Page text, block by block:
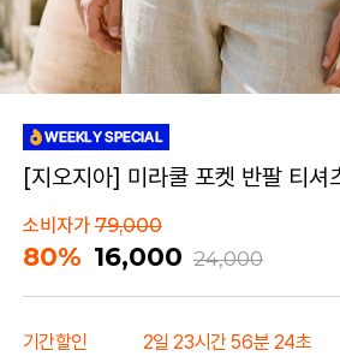
[지오지아] 미라쿨 포켓 반팔 티
소비자가79,000
80% 16,000 24,000
기간할인
2일 23시간 56분 24초